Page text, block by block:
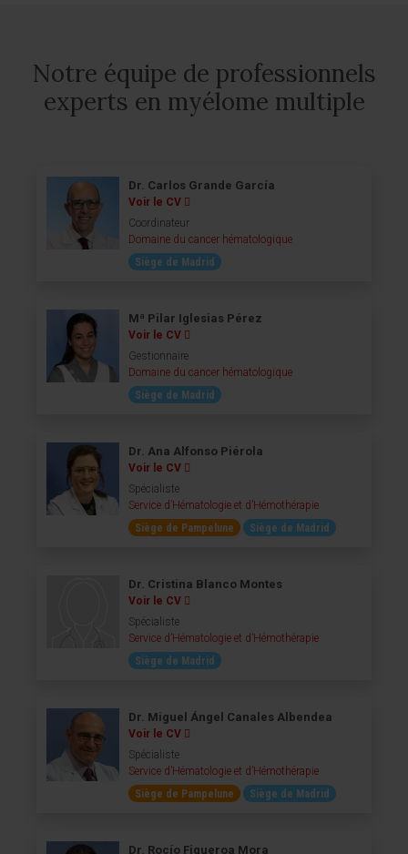
Notre équipe de professionnels
experts en myélome multiple
Dr. Carlos Grande García
Voir le CV
Coordinateur
Domaine du cancer hématologique
Siège de Madrid
Mª Pilar Iglesias Pérez
Voir le CV
Gestionnaire
Domaine du cancer hématologique
Siège de Madrid
Dr. Ana Alfonso Piérola
Voir le CV
Spécialiste
Service d’Hématologie et d’Hémothérapie
Siège de Pampelune
Siège de Madrid
Dr. Cristina Blanco Montes
Voir le CV
Spécialiste
Service d’Hématologie et d’Hémothérapie
Siège de Madrid
Dr. Miguel Ángel Canales Albendea
Voir le CV
Spécialiste
Service d’Hématologie et d’Hémothérapie
Siège de Pampelune
Siège de Madrid
Dr. Rocío Figueroa Mora